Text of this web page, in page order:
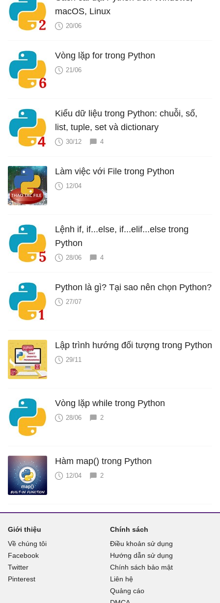
macOS, Linux
20/06
Vòng lặp for trong Python
21/06
Kiểu dữ liệu trong Python: chuỗi, số,
list, tuple, set và dictionary
30/12 4
Làm việc với File trong Python
12/04
Lệnh if, if...else, if...elif...else trong
Python
28/06 4
Python là gì? Tại sao nên chọn Python?
27/07
Lập trình hướng đối tượng trong Python
29/11
Vòng lặp while trong Python
28/06 2
Hàm map() trong Python
12/04 2
Giới thiệu
Về chúng tôi
Facebook
Twitter
Pinterest
Chính sách
Điều khoản sử dụng
Hướng dẫn sử dụng
Chính sách bảo mật
Liên hệ
Quảng cáo